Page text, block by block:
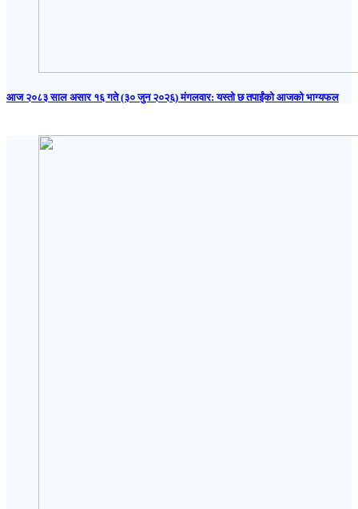
आज २०८३ साल असार १६ गते (३० जुन २०२६) मंगलवार: यस्तो छ तपाईंको आजको भाग्यफल